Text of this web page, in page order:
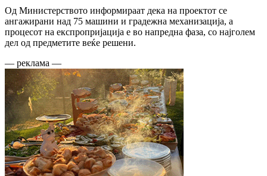
Од Министерството информираат дека на проектот се
ангажирани над 75 машини и градежна механизација, а
процесот на експропријација е во напредна фаза, со најголем
дел од предметите веќе решени.
— реклама —